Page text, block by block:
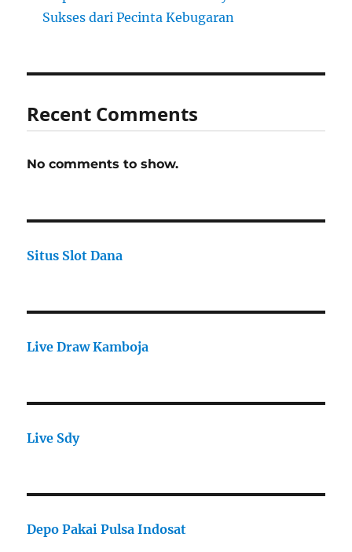
Sukses dari Pecinta Kebugaran
Recent Comments
No comments to show.
Situs Slot Dana
Live Draw Kamboja
Live Sdy
Depo Pakai Pulsa Indosat